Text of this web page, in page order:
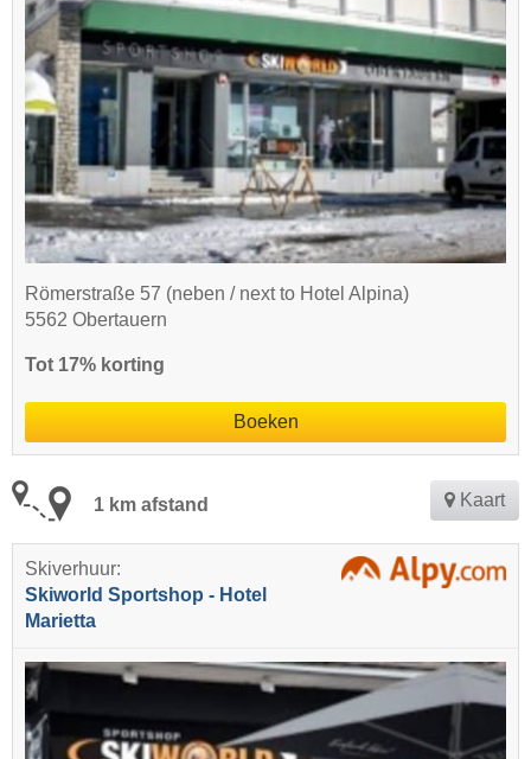
Römerstraße 57 (neben / next to Hotel Alpina)
5562 Obertauern
Tot 17% korting
Boeken
1 km afstand Kaart
Skiverhuur:
Skiworld Sportshop - Hotel
Marietta